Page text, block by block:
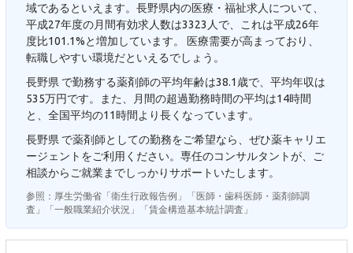
域であるといえます。長野県内の医療・福祉求人について、
平成27年度の月間有効求人数は3323人で、これは平成26年
度比101.1%と増加しています。 医療需要が高まっており、
転職しやすい環境だといえるでしょう。
長野県 で勤務する薬剤師の平均年齢は38.1歳で、平均年収は
535万円です。また、月間の超過勤務時間の平均は14時間
と、全国平均の11時間より長くなっています。
長野県 で薬剤師としての勤務をご希望なら、ぜひ薬キャリエ
ージェントをご利用ください。専任のコンサルタントが、ご
相談からご就業までしっかりサポートいたします。
参照：厚生労働省「衛生行政報告例」「医師・歯科医師・薬剤師調
査」「一般職業紹介状況」「賃金構造基本統計調査」